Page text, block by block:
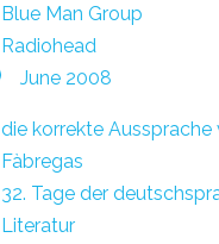
Blue Man Group
Radiohead
June 2008
die korrekte Aussprache
Fàbregas
32. Tage der
Literatur